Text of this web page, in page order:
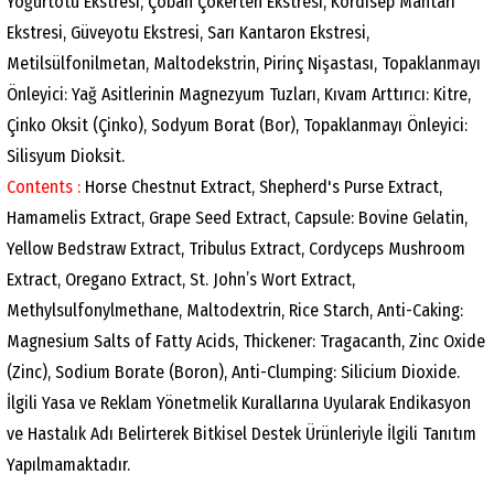
Ekstresi, Güveyotu Ekstresi, Sarı Kantaron Ekstresi,
Metilsülfonilmetan, Maltodekstrin, Pirinç Nişastası, Topaklanmayı
Önleyici: Yağ Asitlerinin Magnezyum Tuzları, Kıvam Arttırıcı: Kitre,
Çinko Oksit (Çinko), Sodyum Borat (Bor), Topaklanmayı Önleyici:
Silisyum Dioksit.
Contents : Horse Chestnut Extract, Shepherd's Purse Extract,
Hamamelis Extract, Grape Seed Extract, Capsule: Bovine Gelatin,
Yellow Bedstraw Extract, Tribulus Extract, Cordyceps Mushroom
Extract, Oregano Extract, St. John’s Wort Extract,
Methylsulfonylmethane, Maltodextrin, Rice Starch, Anti-Caking:
Magnesium Salts of Fatty Acids, Thickener: Tragacanth, Zinc Oxide
(Zinc), Sodium Borate (Boron), Anti-Clumping: Silicium Dioxide.
İlgili Yasa ve Reklam Yönetmelik Kurallarına Uyularak Endikasyon
ve Hastalık Adı Belirterek Bitkisel Destek Ürünleriyle İlgili Tanıtım
Yapılmamaktadır.